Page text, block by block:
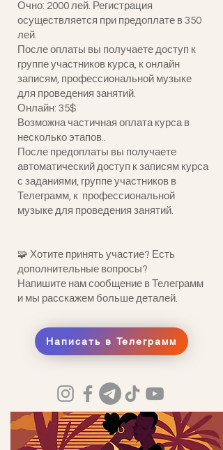
Очно: 2000 лей. Регистрация
осуществляется при предоплате в 350
лей.
После оплаты вы получаете доступ к
группе участников курса, к онлайн
записям, профессиональной музыке
для проведения занятий.
Онлайн: 35$
Возможна частичная оплата курса в
несколько этапов..
После предоплаты вы получаете
автоматический доступ к записям курса
с заданиями, группе участников в
Телеграмм, к профессиональной
музыке для проведения занятий.
🧩 Хотите принять участие? Есть
дополнительные вопросы?
Напишите нам сообщение в Телеграмм
и мы расскажем больше деталей.
Написать в Телеграмм